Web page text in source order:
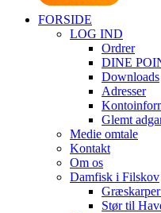
FORSIDE
LOG IND
Ordrer
DINE
Downloads
Adresser
Glemt
Medie omtale
Kontakt
Om os
Damfisk i Filskov
Stør til